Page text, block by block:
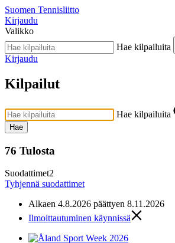
Suomen Tennisliitto
Kirjaudu
Valikko
Hae kilpailuita
Kirjaudu
Kilpailut
Hae kilpailuita
Hae
76 Tulosta
Suodattimet2
Tyhjennä suodattimet
Alkaen 4.8.2026 päättyen 8.11.2026
Ilmoittautuminen käynnissä